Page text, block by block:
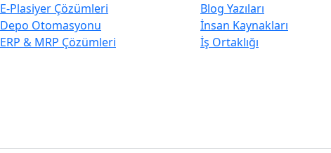
E-Plasiyer Çözümleri
Depo Otomasyonu
ERP & MRP Çözümleri
Blog Yazıları
İnsan Kaynakları
İş Ortaklığı